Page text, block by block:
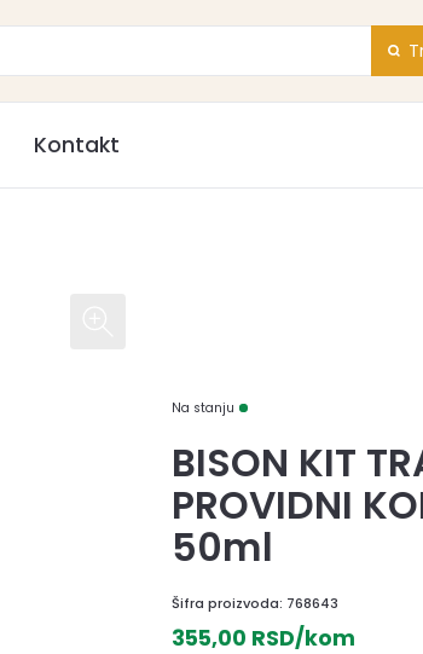
Kontakt
Na stanju
BISON KIT
PROVIDNI
50ml
Šifra proizvoda: 768643
355,00 RSD/kom